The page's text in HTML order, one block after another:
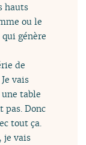
hauts
ou le
génère
de
vais
table
pas. Donc
tout ça.
je vais